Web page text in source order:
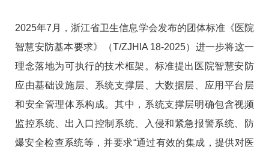
2025年7月，浙江省卫生信息学会发布的团体标准《医院
智慧安防基本要求》（T/ZJHIA 18-2025）进一步将这一
理念落地为可执行的技术框架 。标准提出医院智慧安防
应由基础设施层、系统支撑层、大数据层、应用平台层
和安全管理体系构成。其中，系统支撑层明确包含视频
监控系统、出入口控制系统、入侵和紧急报警系统、防
爆安全检查系统等，并要求“通过有效的集成，提供对医